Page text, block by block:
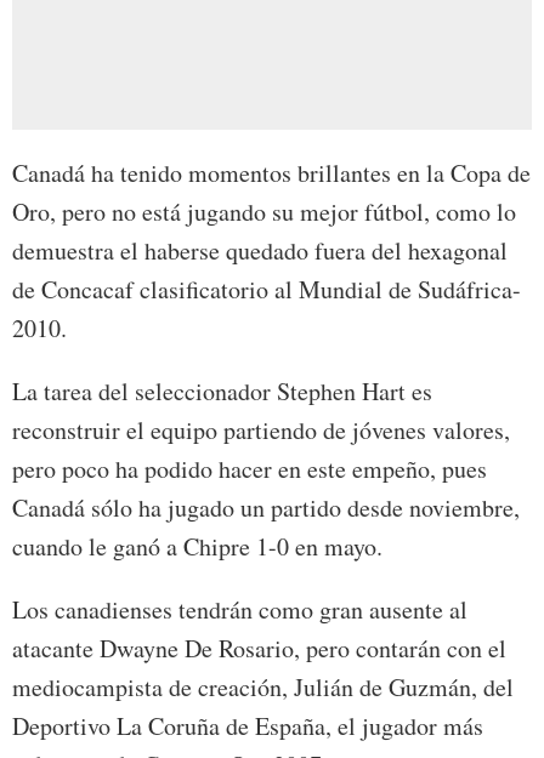
Canadá ha tenido momentos brillantes en la Copa de
Oro, pero no está jugando su mejor fútbol, como lo
demuestra el haberse quedado fuera del hexagonal
de Concacaf clasificatorio al Mundial de Sudáfrica-
2010.
La tarea del seleccionador Stephen Hart es
reconstruir el equipo partiendo de jóvenes valores,
pero poco ha podido hacer en este empeño, pues
Canadá sólo ha jugado un partido desde noviembre,
cuando le ganó a Chipre 1-0 en mayo.
Los canadienses tendrán como gran ausente al
atacante Dwayne De Rosario, pero contarán con el
mediocampista de creación, Julián de Guzmán, del
Deportivo La Coruña de España, el jugador más